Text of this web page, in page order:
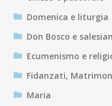
Domenica e liturgia
Don Bosco e
Ecumenismo e
Fidanzati,
Maria